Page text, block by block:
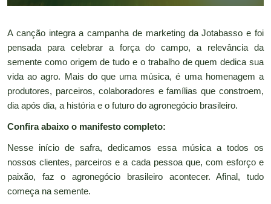
A canção integra a campanha de marketing da Jotabasso e foi
pensada para celebrar a força do campo, a relevância da
semente como origem de tudo e o trabalho de quem dedica sua
vida ao agro. Mais do que uma música, é uma homenagem a
produtores, parceiros, colaboradores e famílias que constroem,
dia após dia, a história e o futuro do agronegócio brasileiro.
Confira abaixo o manifesto completo:
Nesse início de safra, dedicamos essa música a todos os
nossos clientes, parceiros e a cada pessoa que, com esforço e
paixão, faz o agronegócio brasileiro acontecer. Afinal, tudo
começa na semente.